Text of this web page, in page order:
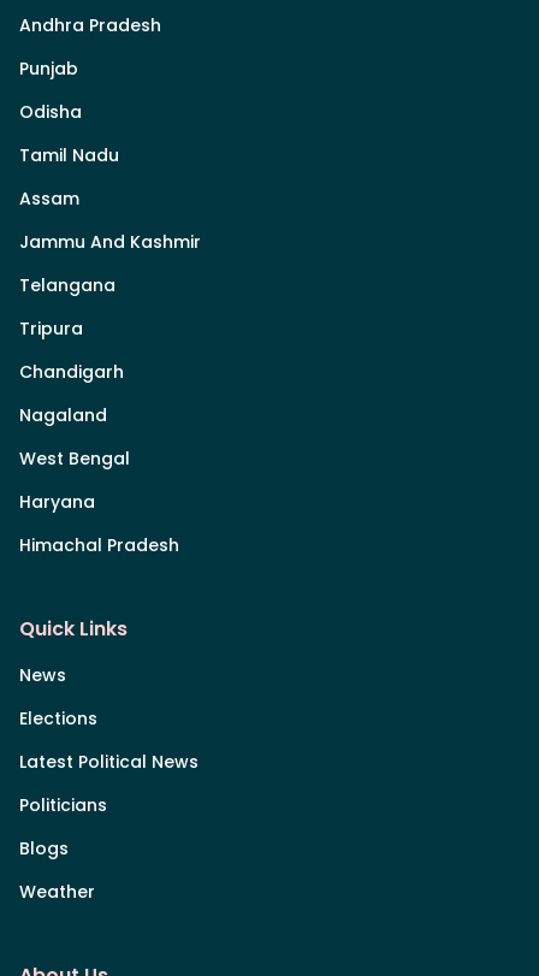
Andhra Pradesh
Punjab
Odisha
Tamil Nadu
Assam
Jammu And Kashmir
Telangana
Tripura
Chandigarh
Nagaland
West Bengal
Haryana
Himachal Pradesh
Quick Links
News
Elections
Latest Political News
Politicians
Blogs
Weather